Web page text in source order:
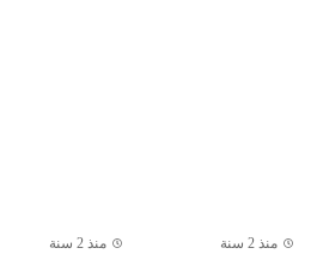
منذ 2 سنة منذ 2 سنة